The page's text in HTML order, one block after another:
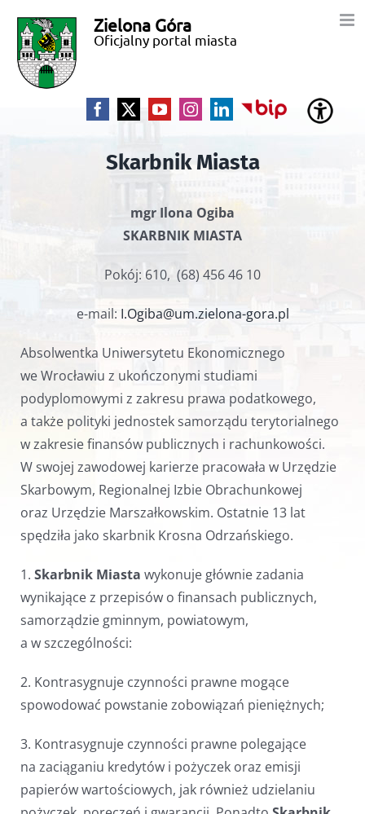
zawartości
Miasto
Zielona
Zielona Góra
Oficjalny portal miasta
Facebook
X YouTubeInstagramLinkedInBIP
Skarbnik Miasta
mgr Ilona Ogiba
SKARBNIK MIASTA
Pokój: 610, (68) 456 46 10
e-mail: I.Ogiba@um.zielona-gora.pl
Absolwentka Uniwersytetu Ekonomicznego
we Wrocławiu z ukończonymi studiami
podyplomowymi z zakresu prawa podatkowego,
a także polityki jednostek samorządu terytorialnego
w zakresie finansów publicznych i rachunkowości.
W swojej zawodowej karierze pracowała w Urzędzie
Skarbowym, Regionalnej Izbie Obrachunkowej
oraz Urzędzie Marszałkowskim. Ostatnie 13 lat
spędziła jako skarbnik Krosna Odrzańskiego.
1. Skarbnik Miasta wykonuje głównie zadania
wynikające z przepisów o finansach publicznych,
samorządzie gminnym, powiatowym,
a w szczególności:
2. Kontrasygnuje czynności prawne mogące
spowodować powstanie zobowiązań pieniężnych;
3. Kontrasygnuje czynności prawne polegające
na zaciąganiu kredytów i pożyczek oraz emisji
papierów wartościowych, jak również udzielaniu